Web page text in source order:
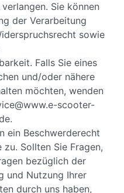
Sie können
der Verarbeitung
sowie
Falls Sie eines
und/oder nähere
möchten, wenden
scooter-
ein Beschwerderecht
Sollten Sie Fragen,
bezüglich der
und Nutzung Ihrer
durch uns haben,